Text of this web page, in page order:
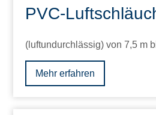
PVC-
(luftundurchlässig) von 7,5 m
Mehr erfahren